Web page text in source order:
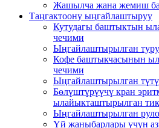
Жашылча жана жемиш
Таңгактоону ыңгайлаштыруу
Кутудагы баштыктын
чечими
Ыңгайлаштырылган
Кофе баштыкчасынын
чечими
Ыңгайлаштырылган
Бөлүштүрүүчү кран
ылайыкташтырылган
Ыңгайлаштырылган
Үй жаныбарлары үчүн